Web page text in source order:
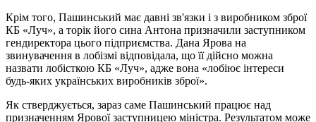
Крім того, Пашинський має давні зв'язки і з виробником зброї
КБ «Луч», а торік його сина Антона призначили заступником
гендиректора цього підприємства. Дана Ярова на
звинувачення в лобізмі відповідала, що її дійсно можна
назвати лобісткою КБ «Луч», адже вона «лобіює інтереси
будь-яких українських виробників зброї».
Як стверджується, зараз саме Пашинський працює над
призначенням Ярової заступницею міністра. Результатом може